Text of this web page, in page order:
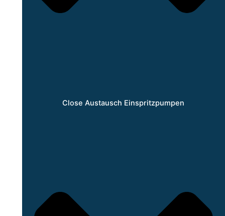
Close Austausch Einspritzpumpen